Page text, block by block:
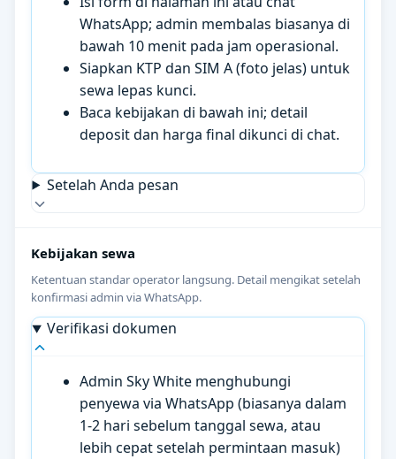
WhatsApp; admin membalas biasanya di
bawah 10 menit pada jam operasional.
Siapkan KTP dan SIM A (foto jelas) untuk
sewa lepas kunci.
Baca kebijakan di bawah ini; detail
deposit dan harga final dikunci di chat.
Setelah Anda pesan
Kebijakan sewa
Ketentuan standar operator langsung. Detail mengikat setelah
konfirmasi admin via WhatsApp.
Verifikasi dokumen
Admin Sky White menghubungi
penyewa via WhatsApp (biasanya dalam
1-2 hari sebelum tanggal sewa, atau
lebih cepat setelah permintaan masuk)